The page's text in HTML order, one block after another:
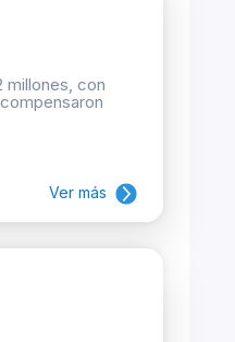
millones, con
Ver más